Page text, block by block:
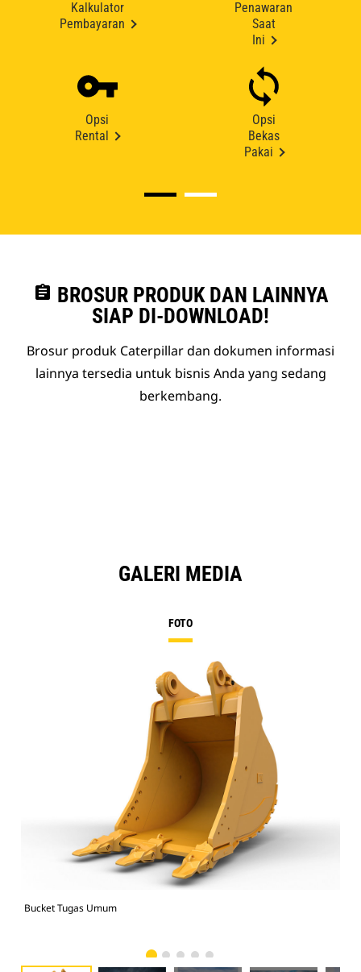
Kalkulator
Pembayaran
Penawaran
Saat
Ini
Opsi
Rental
Opsi
Bekas
Pakai
assignment BROSUR PRODUK DAN LAINNYA
SIAP DI-DOWNLOAD!
Brosur produk Caterpillar dan dokumen informasi
lainnya tersedia untuk bisnis Anda yang sedang
berkembang.
GALERI MEDIA
FOTO
Bucket Tugas Umum